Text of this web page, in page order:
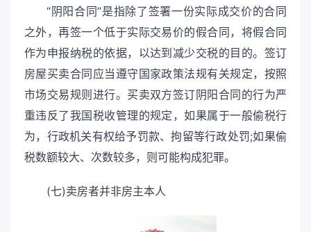
“阴阳合同”是指除了签署一份实际成交价的合同
之外，再签一个低于实际交易价的假合同，将假合同
作为申报纳税的依据，以达到减少交税的目的。签订
房屋买卖合同应当遵守国家政策法规有关规定，按照
市场交易规则进行。买卖双方签订阴阳合同的行为严
重违反了我国税收管理的规定，如果属于一般偷税行
为，行政机关有权给予罚款、拘留等行政处罚;如果偷
税数额较大、次数较多，则可能构成犯罪。
(七)卖房者并非房主本人